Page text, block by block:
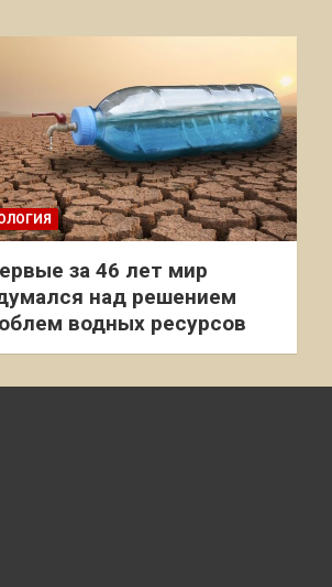
за 46 лет мир
над решением
водных ресурсов